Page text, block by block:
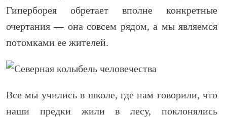
Гиперборея обретает вполне конкретные
очертания — она совсем рядом, а мы являемся
потомками ее жителей.
Все мы учились в школе, где нам говорили, что
наши предки жили в лесу, поклонялись